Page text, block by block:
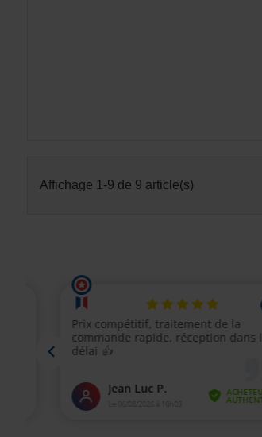
Affichage 1-9 de 9 article(s)